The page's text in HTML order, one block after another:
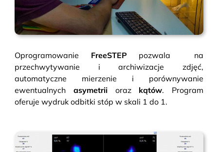
Oprogramowanie FreeSTEP pozwala na
przechwytywanie i archiwizacje zdjęć,
automatyczne mierzenie i porównywanie
ewentualnych asymetriioraz kątów. Program
oferuje wydruk odbitki stóp w skali 1 do 1.